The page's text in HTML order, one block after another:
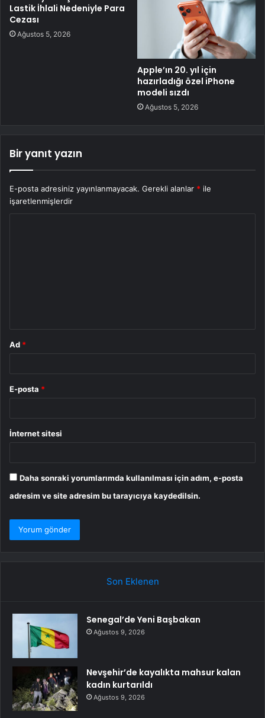
Lastik İhlali Nedeniyle Para
Cezası
Ağustos 5, 2026
Apple’ın 20. yıl için
hazırladığı özel iPhone
modeli sızdı
Ağustos 5, 2026
Bir yanıt yazın
E-posta adresiniz yayınlanmayacak. Gerekli alanlar * ile
işaretlenmişlerdir
Ad *
E-posta *
İnternet sitesi
Daha sonraki yorumlarımda kullanılması için adım, e-posta
adresim ve site adresim bu tarayıcıya kaydedilsin.
Son Eklenen
Senegal’de Yeni Başbakan
Ağustos 9, 2026
Nevşehir’de kayalıkta mahsur kalan
kadın kurtarıldı
Ağustos 9, 2026